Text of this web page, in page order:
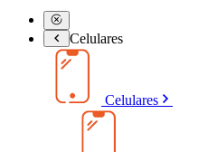
Celulares
Celulares